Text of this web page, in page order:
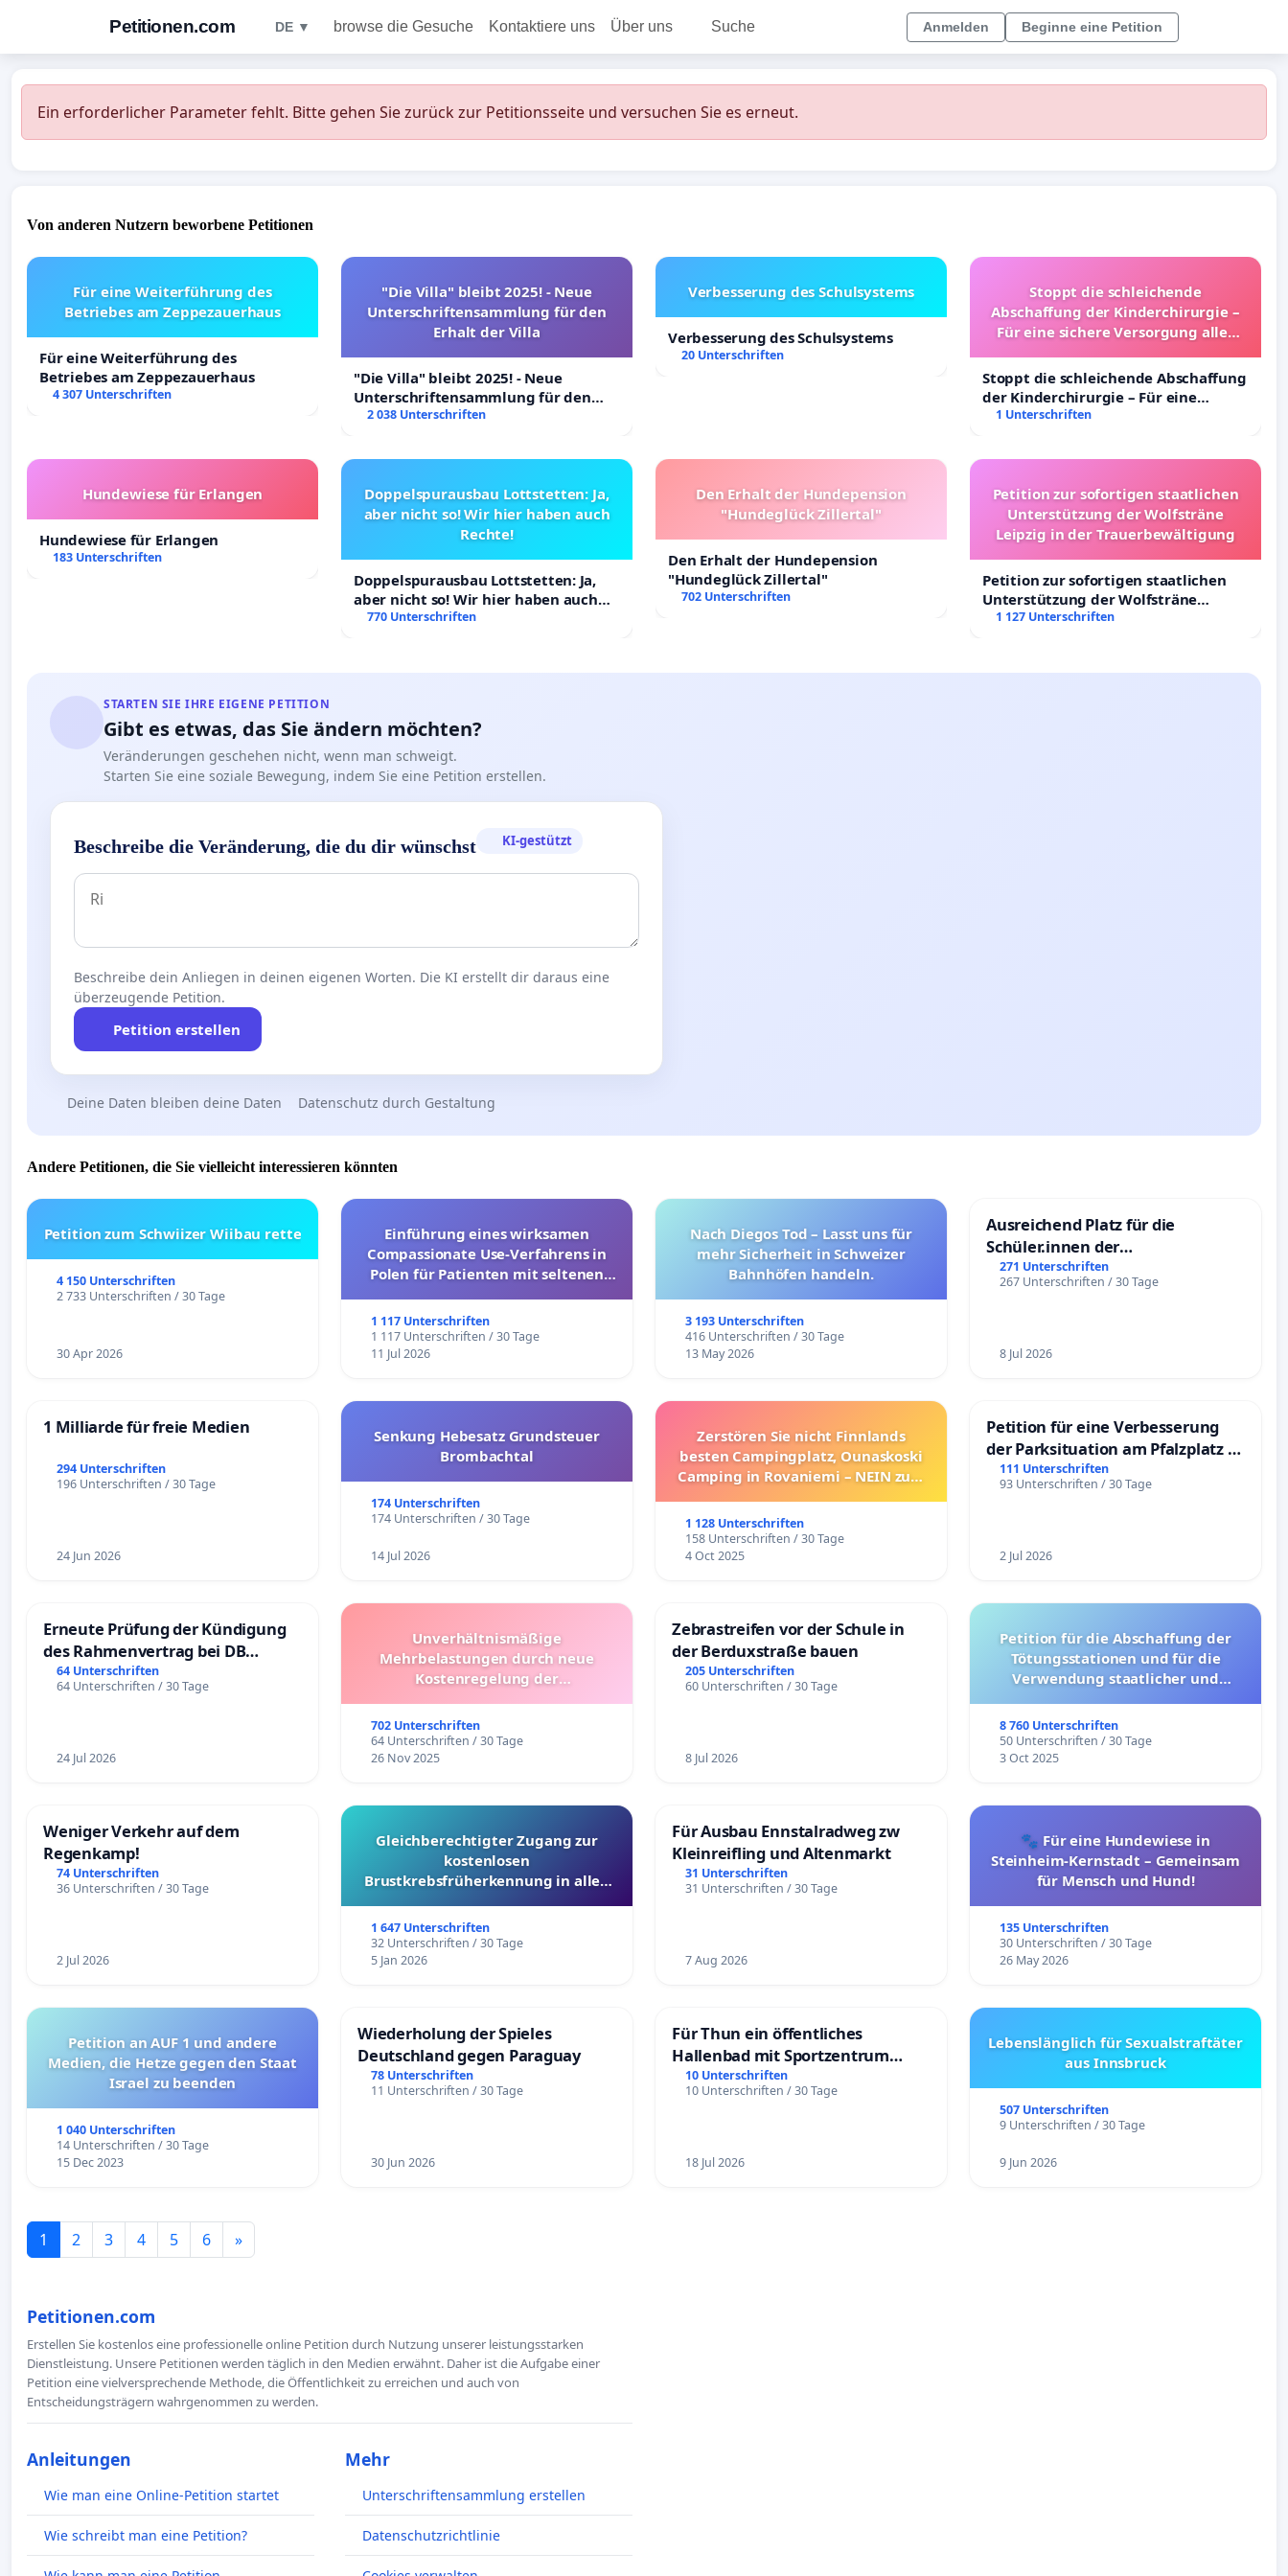
Petitionen.com DE ▼ browse die Gesuche Kontaktiere uns Über uns Suche Anmelden Beginne eine Petition
Ein erforderlicher Parameter fehlt. Bitte gehen Sie zurück zur Petitionsseite und versuchen Sie es erneut.
Von anderen Nutzern beworbene Petitionen
Für eine Weiterführung des
Betriebes am Zeppezauerhaus
Für eine Weiterführung des
Betriebes am Zeppezauerhaus
4 307 Unterschriften
"Die Villa" bleibt 2025! - Neue
Unterschriftensammlung für den
Erhalt der Villa
"Die Villa" bleibt 2025! - Neue
Unterschriftensammlung für den
Erhalt der Villa
2 038 Unterschriften
Verbesserung des Schulsystems
Verbesserung des Schulsystems
20 Unterschriften
Stoppt die schleichende
Abschaffung der Kinderchirurgie –
Für eine sichere Versorgung aller
Stoppt die schleichende Abschaffung
der Kinderchirurgie – Für eine
sichere Versorgung aller Kinder in
1 Unterschriften
Hundewiese für Erlangen
Hundewiese für Erlangen
183 Unterschriften
Doppelspurausbau Lottstetten: Ja,
aber nicht so! Wir hier haben auch
Rechte!
Doppelspurausbau Lottstetten: Ja,
aber nicht so! Wir hier haben auch
Rechte!
770 Unterschriften
Den Erhalt der Hundepension
"Hundeglück Zillertal"
Den Erhalt der Hundepension
"Hundeglück Zillertal"
702 Unterschriften
Petition zur sofortigen staatlichen
Unterstützung der Wolfsträne
Leipzig in der Trauerbewältigung
Petition zur sofortigen staatlichen
Unterstützung der Wolfsträne
Leipzig in der Trauerbewältigung
1 127 Unterschriften
STARTEN SIE IHRE EIGENE PETITION
Gibt es etwas, das Sie ändern möchten?
Veränderungen geschehen nicht, wenn man schweigt.
Starten Sie eine soziale Bewegung, indem Sie eine Petition erstellen.
Beschreibe die Veränderung, die du dir wünschst KI-gestützt
Beschreibe dein Anliegen in deinen eigenen Worten. Die KI erstellt dir daraus eine
überzeugende Petition.
Petition erstellen
Deine Daten bleiben deine Daten Datenschutz durch Gestaltung
Andere Petitionen, die Sie vielleicht interessieren könnten
Petition zum Schwiizer Wiibau rette
4 150 Unterschriften
2 733 Unterschriften / 30 Tage
30 Apr 2026
Einführung eines wirksamen
Compassionate Use-Verfahrens in
Polen für Patienten mit seltenen
1 117 Unterschriften
1 117 Unterschriften / 30 Tage
11 Jul 2026
Nach Diegos Tod – Lasst uns für
mehr Sicherheit in Schweizer
Bahnhöfen handeln.
3 193 Unterschriften
416 Unterschriften / 30 Tage
13 May 2026
Ausreichend Platz für die
Schüler.innen der
Schönbergschule
271 Unterschriften
267 Unterschriften / 30 Tage
8 Jul 2026
1 Milliarde für freie Medien
294 Unterschriften
196 Unterschriften / 30 Tage
24 Jun 2026
Senkung Hebesatz Grundsteuer
Brombachtal
174 Unterschriften
174 Unterschriften / 30 Tage
14 Jul 2026
Zerstören Sie nicht Finnlands
besten Campingplatz, Ounaskoski
Camping in Rovaniemi – NEIN zum
1 128 Unterschriften
158 Unterschriften / 30 Tage
4 Oct 2025
Petition für eine Verbesserung
der Parksituation am Pfalzplatz in
Mannheim
111 Unterschriften
93 Unterschriften / 30 Tage
2 Jul 2026
Erneute Prüfung der Kündigung
des Rahmenvertrag bei DB
Fahrwegdienste Gmbh
64 Unterschriften
64 Unterschriften / 30 Tage
24 Jul 2026
Unverhältnismäßige
Mehrbelastungen durch neue
Kostenregelung der
Überprüfung und Alternativen
702 Unterschriften
64 Unterschriften / 30 Tage
26 Nov 2025
Zebrastreifen vor der Schule in
der Berduxstraße bauen
205 Unterschriften
60 Unterschriften / 30 Tage
8 Jul 2026
Petition für die Abschaffung der
Tötungsstationen und für die
Verwendung staatlicher und
8 760 Unterschriften
50 Unterschriften / 30 Tage
3 Oct 2025
Weniger Verkehr auf dem
Regenkamp!
74 Unterschriften
36 Unterschriften / 30 Tage
2 Jul 2026
Gleichberechtigter Zugang zur
kostenlosen
Brustkrebsfrüherkennung in allen
1 647 Unterschriften
32 Unterschriften / 30 Tage
5 Jan 2026
Für Ausbau Ennstalradweg zw
Kleinreifling und Altenmarkt
31 Unterschriften
31 Unterschriften / 30 Tage
7 Aug 2026
🐾 Für eine Hundewiese in
Steinheim-Kernstadt – Gemeinsam
für Mensch und Hund!
135 Unterschriften
30 Unterschriften / 30 Tage
26 May 2026
Petition an AUF 1 und andere
Medien, die Hetze gegen den Staat
Israel zu beenden
1 040 Unterschriften
14 Unterschriften / 30 Tage
15 Dec 2023
Wiederholung der Spieles
Deutschland gegen Paraguay
78 Unterschriften
11 Unterschriften / 30 Tage
30 Jun 2026
Für Thun ein öffentliches
Hallenbad mit Sportzentrum
schaffen
10 Unterschriften
10 Unterschriften / 30 Tage
18 Jul 2026
Lebenslänglich für Sexualstraftäter
aus Innsbruck
507 Unterschriften
9 Unterschriften / 30 Tage
9 Jun 2026
1 2 3 4 5 6 »
Petitionen.com
Erstellen Sie kostenlos eine professionelle online Petition durch Nutzung unserer leistungsstarken
Dienstleistung. Unsere Petitionen werden täglich in den Medien erwähnt. Daher ist die Aufgabe einer
Petition eine vielversprechende Methode, die Öffentlichkeit zu erreichen und auch von
Entscheidungsträgern wahrgenommen zu werden.
Anleitungen
Wie man eine Online-Petition startet
Wie schreibt man eine Petition?
Mehr
Unterschriftensammlung erstellen
Datenschutzrichtlinie